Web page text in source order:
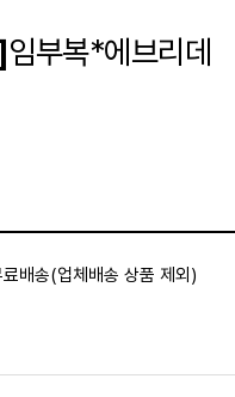
임부복*에브리데
배송(업체배송 상품 제외)